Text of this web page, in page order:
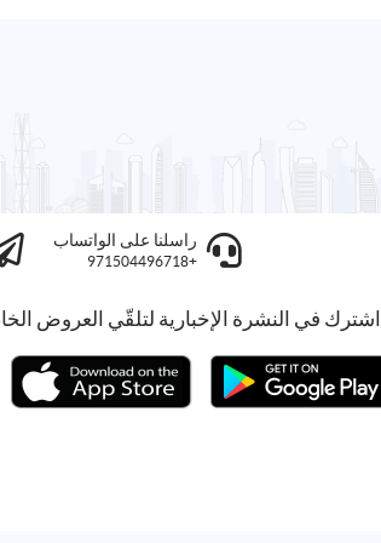
راسلنا على الواتساب
+971504496718
اشترك في النشرة الإخبارية لتلقّي العروض